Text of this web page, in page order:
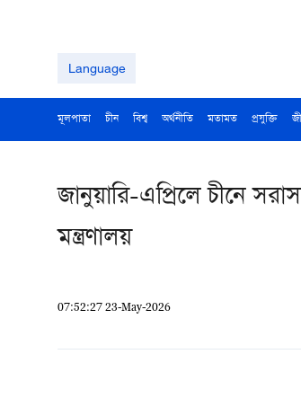
Language
মূলপাতা চীন বিশ্ব অর্থনীতি মতামত প্রযুক্তি
জানুয়ারি-এপ্রিলে চীনে
মন্ত্রণালয়
07:52:27 23-May-2026